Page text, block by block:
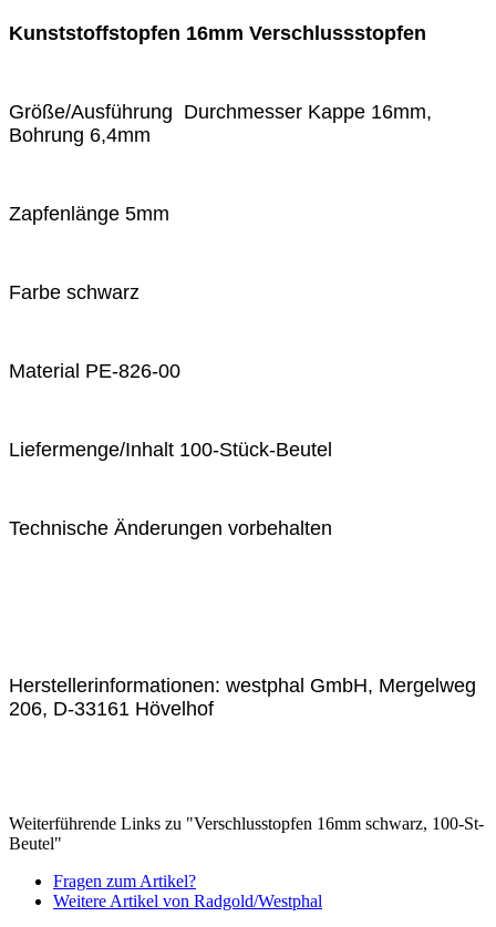
Kunststoffstopfen 16mm Verschlussstopfen
Größe/Ausführung Durchmesser Kappe 16mm,
Bohrung 6,4mm
Zapfenlänge 5mm
Farbe schwarz
Material PE-826-00
Liefermenge/Inhalt 100-Stück-Beutel
Technische Änderungen vorbehalten
Herstellerinformationen: westphal GmbH, Mergelweg
206, D-33161 Hövelhof
Weiterführende Links zu "Verschlusstopfen 16mm schwarz, 100-St-
Beutel"
Fragen zum Artikel?
Weitere Artikel von Radgold/Westphal